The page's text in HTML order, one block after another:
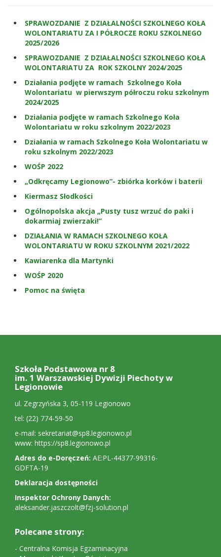
SPRAWOZDANIE Z DZIAŁALNOŚCI SZKOLNEGO KOŁA
WOLONTARIATU ZA I PÓŁROCZE ROKU SZKOLNEGO
2025/2026
SPRAWOZDANIE Z DZIAŁALNOŚCI SZKOLNEGO KOŁA
WOLONTARIATU ZA ROK SZKOLNY 2024/2025
Działania podjęte w ramach Szkolnego Koła
Wolontariatu w pierwszym półroczu roku szkolnym
2024/2025
Działania podjęte w ramach Szkolnego Koła
Wolontariatu w roku szkolnym 2022/2023
Działania w ramach Szkolnego Koła Wolontariatu w
roku szkolnym 2022/2023
WOŚP 2022
„Odkręcamy Legionowo”- zbiórka korków i baterii
Kiermasz Słodkości
Ogólnopolska akcja „Pusty tusz wrzuć do paki i
dokarmiaj zwierzaki!”
DZIAŁANIA W RAMACH SZKOLNEGO KOŁA
WOLONTARIATU W ROKU SZKOLNYM 2021/2022
Kawiarenka dla Martynki
WOŚP 2020
Pomoc na święta
polecane
strony
Szkoła Podstawowa nr 8
im. 1 Warszawskiej Dywizji Piechoty w
Legionowie
ul. Zegrzyńska 3, 05-119 Legionowo
tel: (22) 774-59-50
e-mail: sekretariat@sp8.legionowo.pl
www: https://sp8.legionowo.pl
Adres do e-Doręczeń: AE:PL-44377-99316-
GDFTA-19
Deklaracja dostępności
Inspektor Ochrony Danych:
aleksander.jaszczolt@fzj-solution.pl
Polecane strony:
- Centralna Komisja Egzaminacyjna